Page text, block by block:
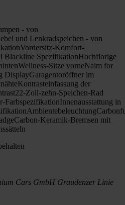
- von
und Lenkradspeichen - von
Komfort-
Blackline SpezifikationHochflorige
Sitze vorneNaim for
DisplayGaragentoröffner im
der
Zoll-zehn-Speichen-Rad
FarbspezifikationInnenausstattung in
Keramik-Bremsen mit
Cars GmbH Graudenzer Linie